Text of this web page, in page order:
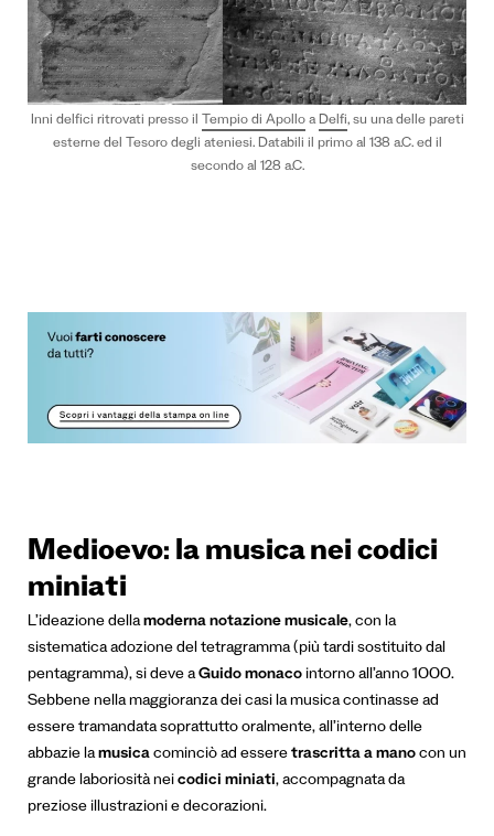
Inni delfici ritrovati presso il Tempio di ApolloaDelfi, su una delle pareti
esterne del Tesoro degli ateniesi. Databili il primo al 138 a.C. ed il
secondo al 128 a.C.
Medioevo: la musica nei codici
miniati
L’ideazione dellamoderna notazione musicale, con la
sistematica adozione del tetragramma (più tardi sostituito dal
pentagramma), si deve aGuido monaco intorno all’anno 1000.
Sebbene nella maggioranza dei casi la musica continasse ad
essere tramandata soprattutto oralmente, all’interno delle
abbazie lamusicacominciò ad esseretrascritta a manocon un
grande laboriosità neicodici miniati, accompagnatada
preziose illustrazioni e decorazioni.